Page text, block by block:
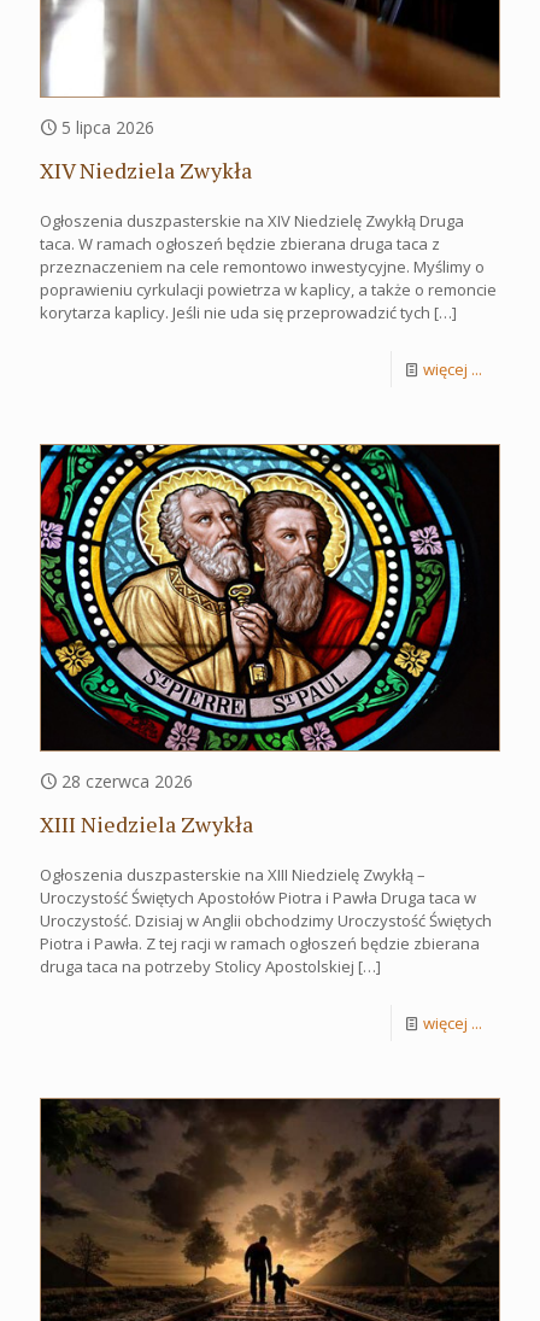
5 lipca 2026
XIV Niedziela Zwykła
Ogłoszenia duszpasterskie na XIV Niedzielę Zwykłą Druga
taca. W ramach ogłoszeń będzie zbierana druga taca z
przeznaczeniem na cele remontowo inwestycyjne. Myślimy o
poprawieniu cyrkulacji powietrza w kaplicy, a także o remoncie
korytarza kaplicy. Jeśli nie uda się przeprowadzić tych […]
więcej ...
28 czerwca 2026
XIII Niedziela Zwykła
Ogłoszenia duszpasterskie na XIII Niedzielę Zwykłą –
Uroczystość Świętych Apostołów Piotra i Pawła Druga taca w
Uroczystość. Dzisiaj w Anglii obchodzimy Uroczystość Świętych
Piotra i Pawła. Z tej racji w ramach ogłoszeń będzie zbierana
druga taca na potrzeby Stolicy Apostolskiej […]
więcej ...